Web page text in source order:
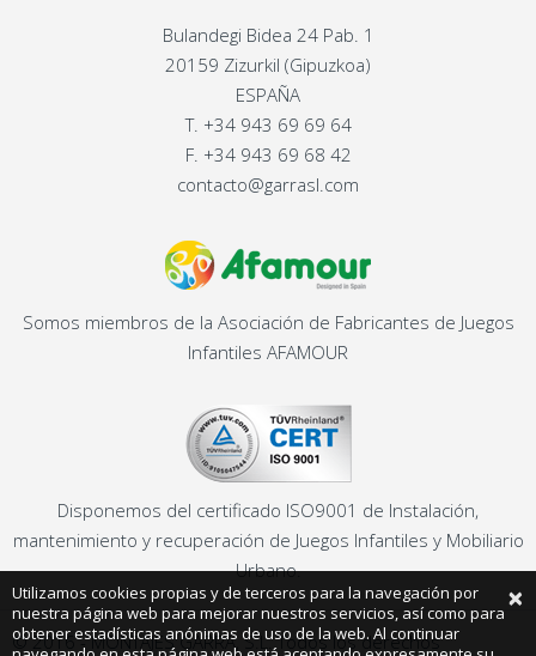
Bulandegi Bidea 24 Pab. 1
20159 Zizurkil (Gipuzkoa)
ESPAÑA
T. +34 943 69 69 64
F. +34 943 69 68 42
contacto@garrasl.com
Somos miembros de la Asociación de Fabricantes de Juegos
Infantiles AFAMOUR
Disponemos del certificado ISO9001 de Instalación,
mantenimiento y recuperación de Juegos Infantiles y Mobiliario
Urbano.
© 2016 - MONTAJES GARRA, S.L. Todos los derechos
×
Utilizamos cookies propias y de terceros para la navegación por
nuestra página web para mejorar nuestros servicios, así como para
obtener estadísticas anónimas de uso de la web. Al continuar